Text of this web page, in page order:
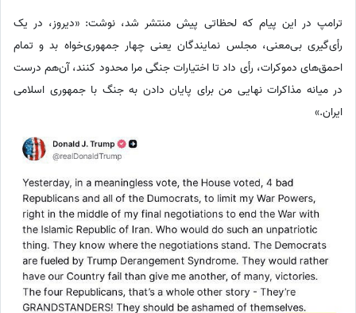
ترامپ در این پیام که لحظاتی پیش منتشر شد، نوشت: «دیروز، در یک
رأی‌گیری بی‌معنی، مجلس نمایندگان یعنی چهار جمهوری‌خواه بد و تمام
احمق‌های دموکرات، رأی داد تا اختیارات جنگی مرا محدود کنند، آن‌هم درست
در میانه مذاکرات نهایی من برای پایان دادن به جنگ با جمهوری اسلامی
ایران.»